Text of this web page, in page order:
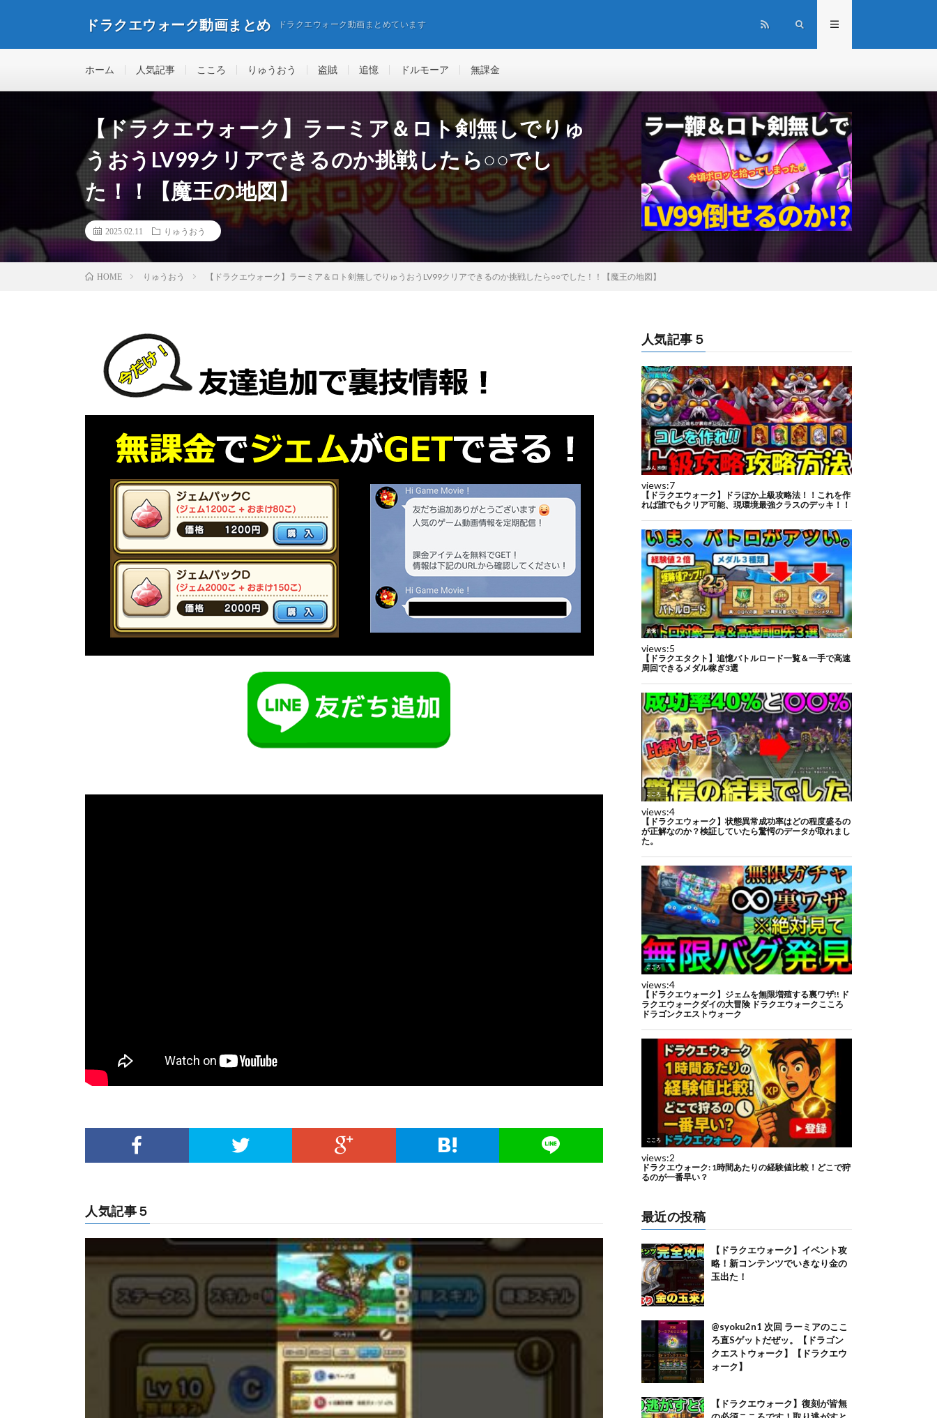
ドラクエウォーク動画まとめ ドラクエウォーク動画まとめています
ホーム 人気記事 こころ りゅうおう 盗賊 追憶 ドルモーア 無課金
【ドラクエウォーク】ラーミア＆ロト剣無しでりゅ
うおうLV99クリアできるのか挑戦したら○○でし
た！！【魔王の地図】
2025.02.11 りゅうおう
HOME りゅうおう 【ドラクエウォーク】ラーミア＆ロト剣無しでりゅうおうLV99クリアできるのか挑戦したら○○でした！！【魔王の地図】
人気記事５
人気記事５
最近の投稿
【ドラクエウォーク】イベント攻
略！新コンテンツでいきなり金の
玉出た！
@syoku2n1 次回 ラーミアのここ
ろ直Sゲットだぜッ。【ドラゴン
クエストウォーク】【ドラクエウ
ォーク】
【ドラクエウォーク】復刻が皆無